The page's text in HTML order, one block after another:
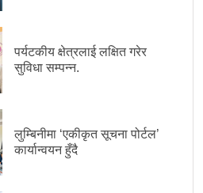
पर्यटकीय क्षेत्रलाई लक्षित गरेर
सुविधा सम्पन्न.
लुम्बिनीमा ‘एकीकृत सूचना पोर्टल’
कार्यान्वयन हुँदै